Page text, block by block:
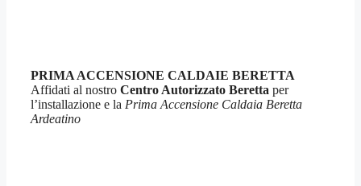
PRIMA ACCENSIONE CALDAIE BERETTA
Affidati al nostro Centro Autorizzato Beretta per
l’installazione e la Prima Accensione Caldaia Beretta
Ardeatino